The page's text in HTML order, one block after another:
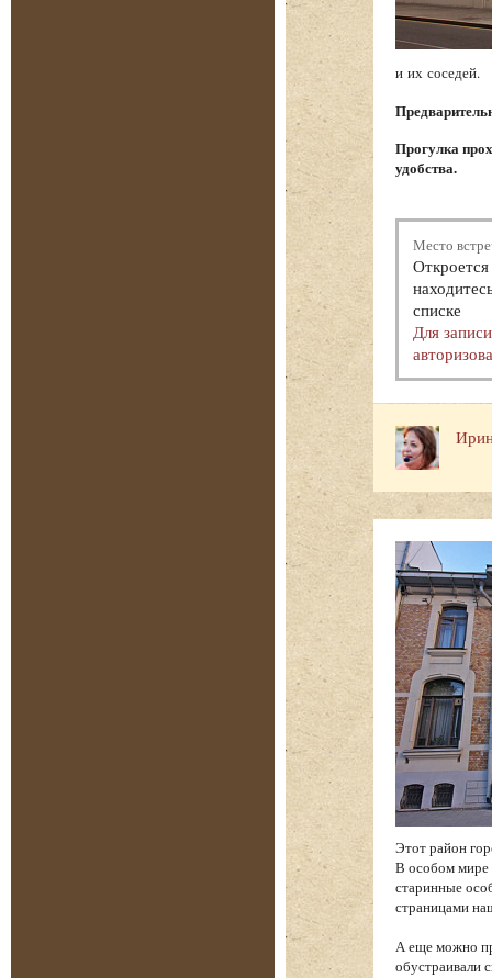
и их соседей.
Прогулка
удобства.
Место
списке
Для
Этот район
В особом мире
старинные
страницами
А еще можно
обустраивали